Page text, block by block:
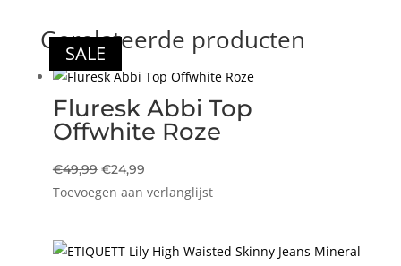
Gerelateerde producten
SALE
Fluresk Abbi Top
Offwhite Roze
€49,99 Oorspronkelijke
prijs
€24,99Huidige
prijs
Toevoegen aan verlanglijst
SALE
SALE
SALE